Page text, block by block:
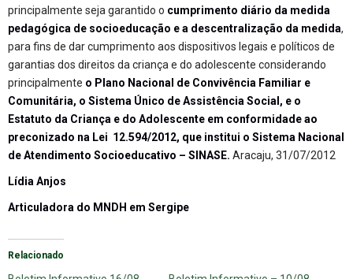
principalmente seja garantido o cumprimento diário da medida
pedagógica de socioeducação e a descentralização da medida,
para fins de dar cumprimento aos dispositivos legais e políticos de
garantias dos direitos da criança e do adolescente considerando
principalmente o Plano Nacional de Convivência Familiar e
Comunitária, o Sistema Único de Assistência Social, e o
Estatuto da Criança e do Adolescente em conformidade ao
preconizado na Lei 12.594/2012, que institui o Sistema Nacional
de Atendimento Socioeducativo – SINASE. Aracaju, 31/07/2012
Lídia Anjos
Articuladora do MNDH em Sergipe
Relacionado